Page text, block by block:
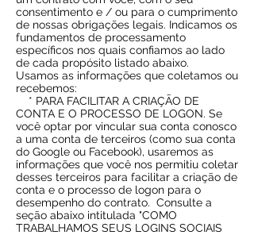
consentimento e / ou para o cumprimento
de nossas obrigações legais. Indicamos os
fundamentos de processamento
específicos nos quais confiamos ao lado
de cada propósito listado abaixo.
Usamos as informações que coletamos ou
recebemos:
* PARA FACILITAR A CRIAÇÃO DE
CONTA E O PROCESSO DE LOGON. Se
você optar por vincular sua conta conosco
a uma conta de terceiros (como sua conta
do Google ou Facebook), usaremos as
informações que você nos permitiu coletar
desses terceiros para facilitar a criação de
conta e o processo de logon para o
desempenho do contrato. Consulte a
seção abaixo intitulada "COMO
TRABALHAMOS SEUS LOGINS SOCIAIS